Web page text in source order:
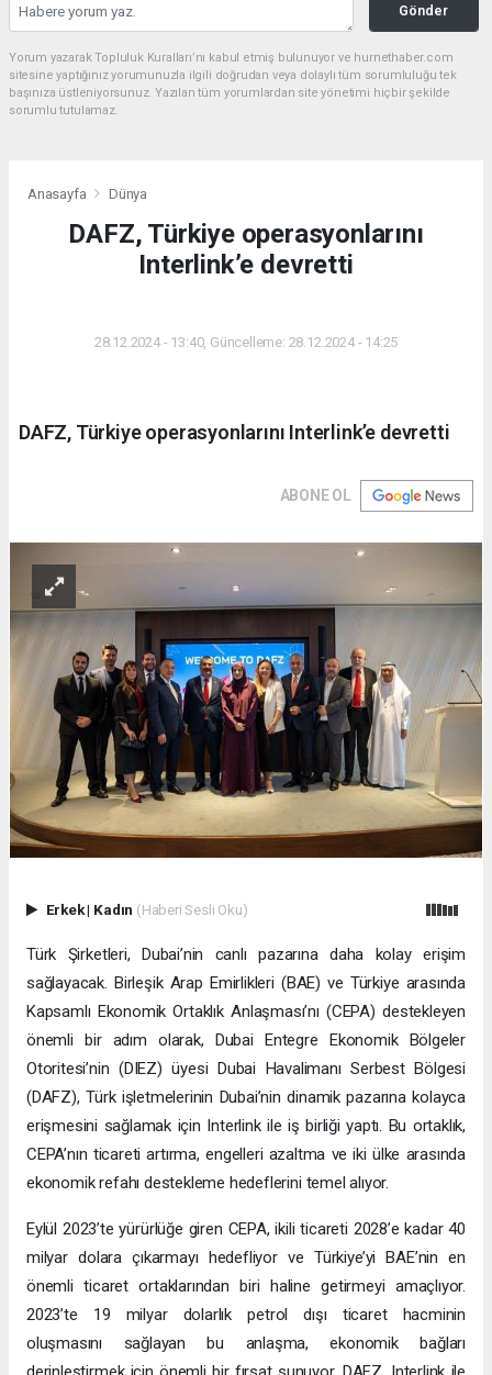
Gönder
Yorum yazarak Topluluk Kuralları’nı kabul etmiş bulunuyor ve hurnethaber.com
sitesine yaptığınız yorumunuzla ilgili doğrudan veya dolaylı tüm sorumluluğu tek
başınıza üstleniyorsunuz. Yazılan tüm yorumlardan site yönetimi hiçbir şekilde
sorumlu tutulamaz.
Anasayfa Dünya
DAFZ, Türkiye operasyonlarını
Interlink’e devretti
28.12.2024 - 13:40, Güncelleme: 28.12.2024 - 14:25
DAFZ, Türkiye operasyonlarını Interlink’e devretti
ABONE OL
Erkek| Kadın (Haberi Sesli Oku)
Türk Şirketleri, Dubai’nin canlı pazarına daha kolay erişim
sağlayacak. Birleşik Arap Emirlikleri (BAE) ve Türkiye arasında
Kapsamlı Ekonomik Ortaklık Anlaşması’nı (CEPA) destekleyen
önemli bir adım olarak, Dubai Entegre Ekonomik Bölgeler
Otoritesi’nin (DIEZ) üyesi Dubai Havalimanı Serbest Bölgesi
(DAFZ), Türk işletmelerinin Dubai’nin dinamik pazarına kolayca
erişmesini sağlamak için Interlink ile iş birliği yaptı. Bu ortaklık,
CEPA’nın ticareti artırma, engelleri azaltma ve iki ülke arasında
ekonomik refahı destekleme hedeflerini temel alıyor.
Eylül 2023’te yürürlüğe giren CEPA, ikili ticareti 2028’e kadar 40
milyar dolara çıkarmayı hedefliyor ve Türkiye’yi BAE’nin en
önemli ticaret ortaklarından biri haline getirmeyi amaçlıyor.
2023’te 19 milyar dolarlık petrol dışı ticaret hacminin
oluşmasını sağlayan bu anlaşma, ekonomik bağları